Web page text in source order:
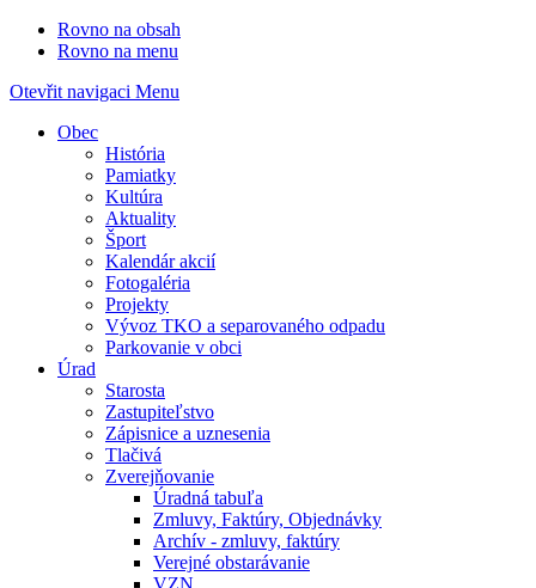
Rovno na obsah
Rovno na menu
Otevřit navigaci Menu
Obec
História
Pamiatky
Kultúra
Aktuality
Šport
Kalendár akcií
Fotogaléria
Projekty
Vývoz TKO a separovaného odpadu
Parkovanie v obci
Úrad
Starosta
Zastupiteľstvo
Zápisnice a uznesenia
Tlačivá
Zverejňovanie
Úradná tabuľa
Zmluvy, Faktúry, Objednávky
Archív - zmluvy, faktúry
Verejné obstarávanie
VZN